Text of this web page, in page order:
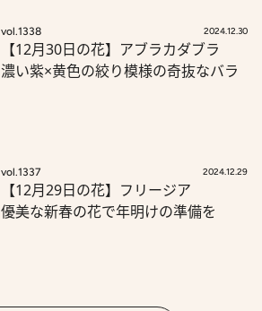
vol.1338 2024.12.30
【12月30日の花】アブラカダブラ
濃い紫×黄色の絞り模様の奇抜なバラ
vol.1337 2024.12.29
【12月29日の花】フリージア
優美な新春の花で年明けの準備を